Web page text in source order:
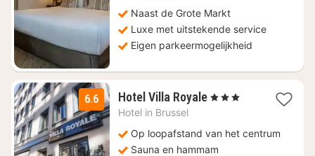
Naast de Grote Markt
Luxe met uitstekende service
Eigen parkeermogelijkheid
6.6 Hotel Villa Royale1
€
85
, 3 Sterren
Hotel in Brussel
Op loopafstand van het centrum
Sauna en hammam